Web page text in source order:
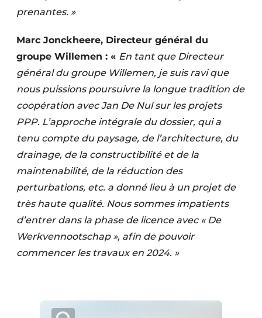
prenantes. »
Marc Jonckheere, Directeur général du
groupe Willemen : « En tant que Directeur
général du groupe Willemen, je suis ravi que
nous puissions poursuivre la longue tradition de
coopération avec Jan De Nul sur les projets
PPP. L’approche intégrale du dossier, qui a
tenu compte du paysage, de l’architecture, du
drainage, de la constructibilité et de la
maintenabilité, de la réduction des
perturbations, etc. a donné lieu à un projet de
très haute qualité. Nous sommes impatients
d’entrer dans la phase de licence avec « De
Werkvennootschap », afin de pouvoir
commencer les travaux en 2024. »